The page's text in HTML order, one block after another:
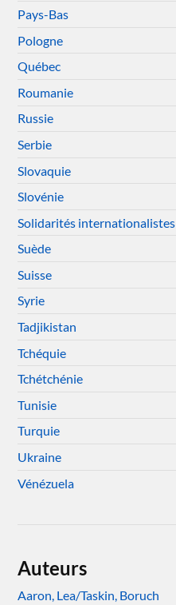
Pays-Bas
Pologne
Québec
Roumanie
Russie
Serbie
Slovaquie
Slovénie
Solidarités internationalistes
Suède
Suisse
Syrie
Tadjikistan
Tchéquie
Tchétchénie
Tunisie
Turquie
Ukraine
Vénézuela
Auteurs
Aaron, Lea/Taskin, Boruch